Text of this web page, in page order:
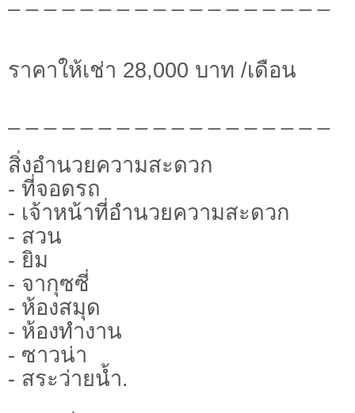
ราคาให้เช่า 28,000 บาท /เดือน
สิ่งอำนวยความสะดวก
- ที่จอดรถ
- เจ้าหน้าที่อำนวยความสะดวก
- สวน
- ยิม
- จากุซซี่
- ห้องสมุด
- ห้องทำงาน
- ซาวน่า
- สระว่ายน้ำ.